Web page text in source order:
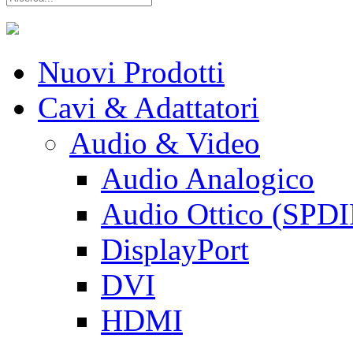
Nuovi Prodotti
Cavi & Adattatori
Audio & Video
Audio Analogico
Audio Ottico
DisplayPort
DVI
HDMI